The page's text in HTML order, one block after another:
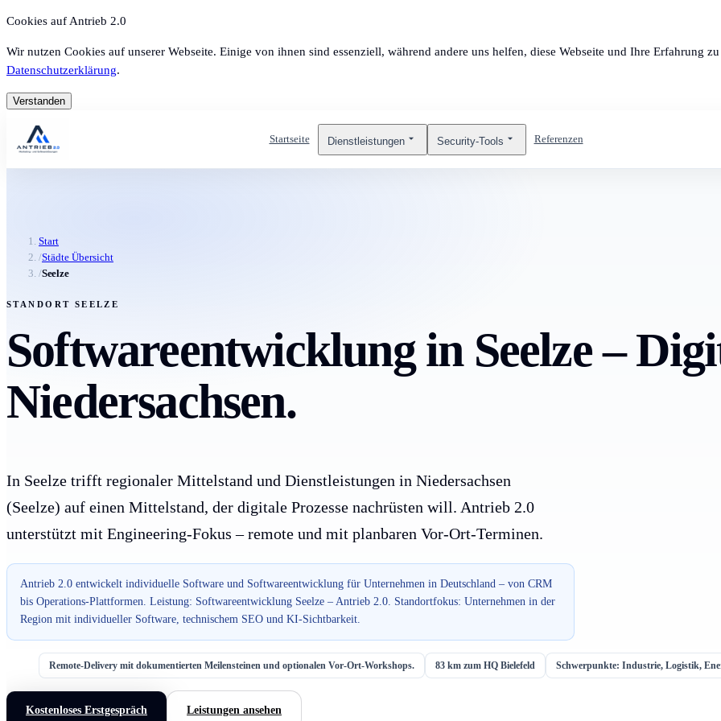
Cookies auf Antrieb 2.0
Wir nutzen Cookies auf unserer Webseite. Einige von ihnen sind essenziell, während andere uns helfen, diese Webseite und Ihre Erfahrung
Datenschutzerklärung.
Verstanden
Startseite Dienstleistungen Security-Tools Referenzen
Start
/Städte Übersicht
/Seelze
STANDORT SEELZE
Softwareentwicklung in Seelze –
Niedersachsen.
In Seelze trifft regionaler Mittelstand und Dienstleistungen in Niedersachsen
(Seelze) auf einen Mittelstand, der digitale Prozesse nachrüsten will. Antrieb 2.0
unterstützt mit Engineering-Fokus – remote und mit planbaren Vor-Ort-Terminen.
Antrieb 2.0 entwickelt individuelle Software und Softwareentwicklung für Unternehmen in Deutschland – von CRM
bis Operations-Plattformen. Leistung: Softwareentwicklung Seelze – Antrieb 2.0. Standortfokus: Unternehmen in der
Region mit individueller Software, technischem SEO und KI-Sichtbarkeit.
Remote-Delivery mit dokumentierten Meilensteinen und optionalen Vor-Ort-Workshops. 83 km zum HQ Bielefeld Schwerpunkte: Industrie, Logistik,
Kostenloses Erstgespräch Leistungen ansehen